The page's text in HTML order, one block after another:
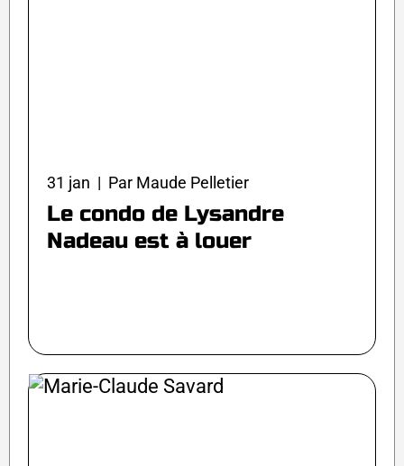
31 jan | Par Maude Pelletier
Le condo de Lysandre
Nadeau est à louer